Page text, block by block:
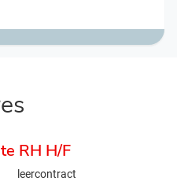
RH H/F
leercontract